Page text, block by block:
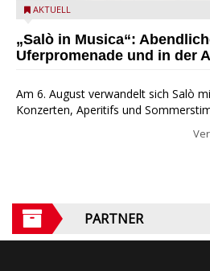
Salò in Musica 2026
AKTUELL
„Salò in Musica“:
Uferpromenade und in der
Am 6. August verwandelt sich Salò
Konzerten, Aperitifs und
PARTNER